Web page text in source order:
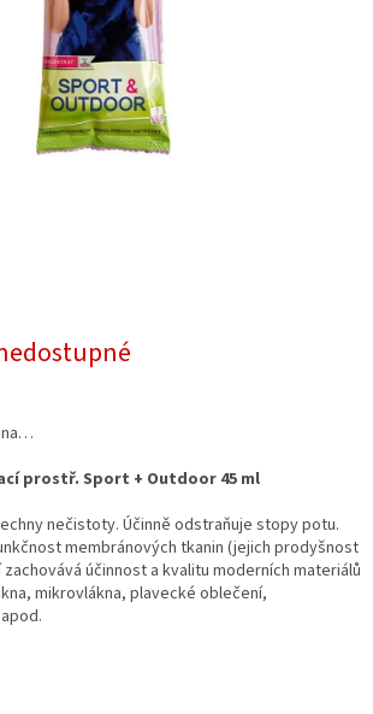
prostř. Sport + Outdoor 45 ml
nečistoty. Účinně odstraňuje stopy potu.
membránových tkanin (jejich prodyšnost
účinnost a kvalitu moderních materiálů
mikrovlákna, plavecké oblečení,